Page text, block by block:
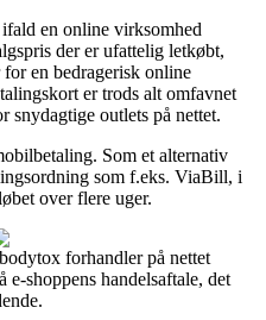
en online virksomhed
der er ufattelig letkøbt,
en bedragerisk online
er trods alt omfavnet
snydagtige outlets på nettet.
Som et alternativ
som f.eks. ViaBill, i
over flere uger.
forhandler på nettet
shoppens handelsaftale, det